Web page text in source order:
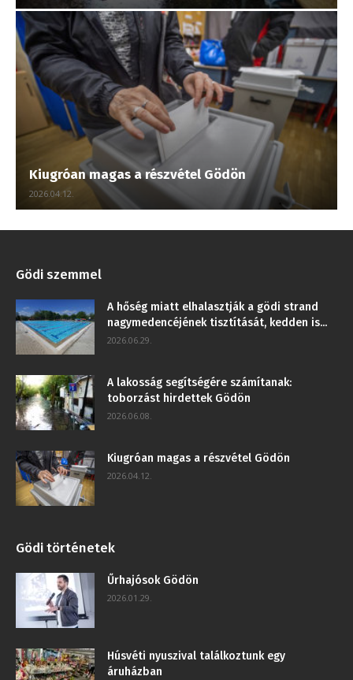
Kiugróan magas a részvétel Gödön
2026.04.12.
Gödi szemmel
A hőség miatt elhalasztják a gödi strand
nagymedencéjének tisztítását, kedden is...
2026.06.29.
A lakosság segítségére számítanak:
toborzást hirdettek Gödön
2026.06.08.
Kiugróan magas a részvétel Gödön
2026.04.12.
Gödi történetek
Űrhajósok Gödön
2026.01.29.
Húsvéti nyuszival találkoztunk egy
áruházban